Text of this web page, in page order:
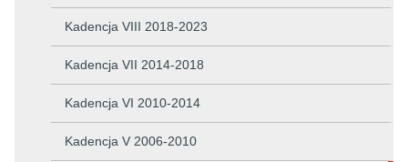
Kadencja VIII 2018-2023
Kadencja VII 2014-2018
Kadencja VI 2010-2014
Kadencja V 2006-2010